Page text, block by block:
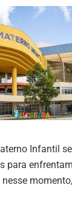
Infantil
para